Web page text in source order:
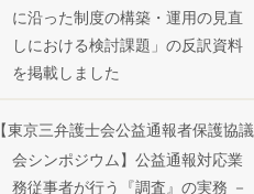
に沿った制度の構築・運用の見直
しにおける検討課題」の反訳資料
を掲載しました
【東京三弁護士会公益通報者保護協議
会シンポジウム】公益通報対応業
務従事者が行う『調査』の実務 －